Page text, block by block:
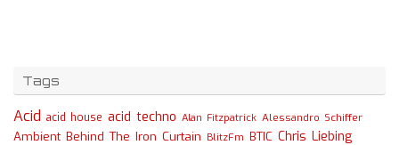
Tags
Acid acid house acid techno Alan Fitzpatrick Alessandro Schiffer
Ambient Behind The Iron Curtain BlitzFm BTIC Chris Liebing